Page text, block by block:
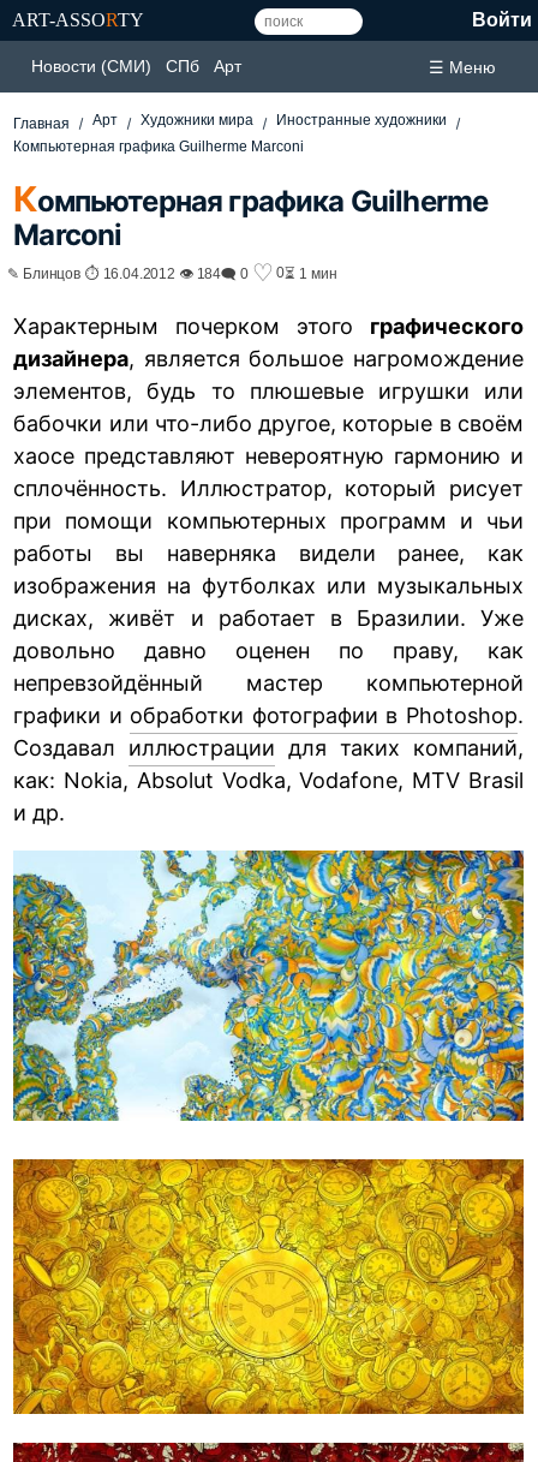
ART-ASSORTY Войти
Новости (СМИ) СПб Арт ☰ Меню
Главная Арт Художники мира
Иностранные художники
Компьютерная графика Guilherme Marconi
Компьютерная графика Guilherme
Marconi
✎ Блинцов ⏱ 16.04.2012 👁 184🗨 0 ♡ 0⏳ 1 мин
Характерным почерком этого графического
дизайнера, является большое нагромождение
элементов, будь то плюшевые игрушки или
бабочки или что-либо другое, которые в своём
хаосе представляют невероятную гармонию и
сплочённость. Иллюстратор, который рисует
при помощи компьютерных программ и чьи
работы вы наверняка видели ранее, как
изображения на футболках или музыкальных
дисках, живёт и работает в Бразилии. Уже
довольно давно оценен по праву, как
непревзойдённый мастер компьютерной
графики и обработки фотографии в Photoshop.
Создавал иллюстрации для таких компаний,
как: Nokia, Absolut Vodka, Vodafone, MTV Brasil
и др.